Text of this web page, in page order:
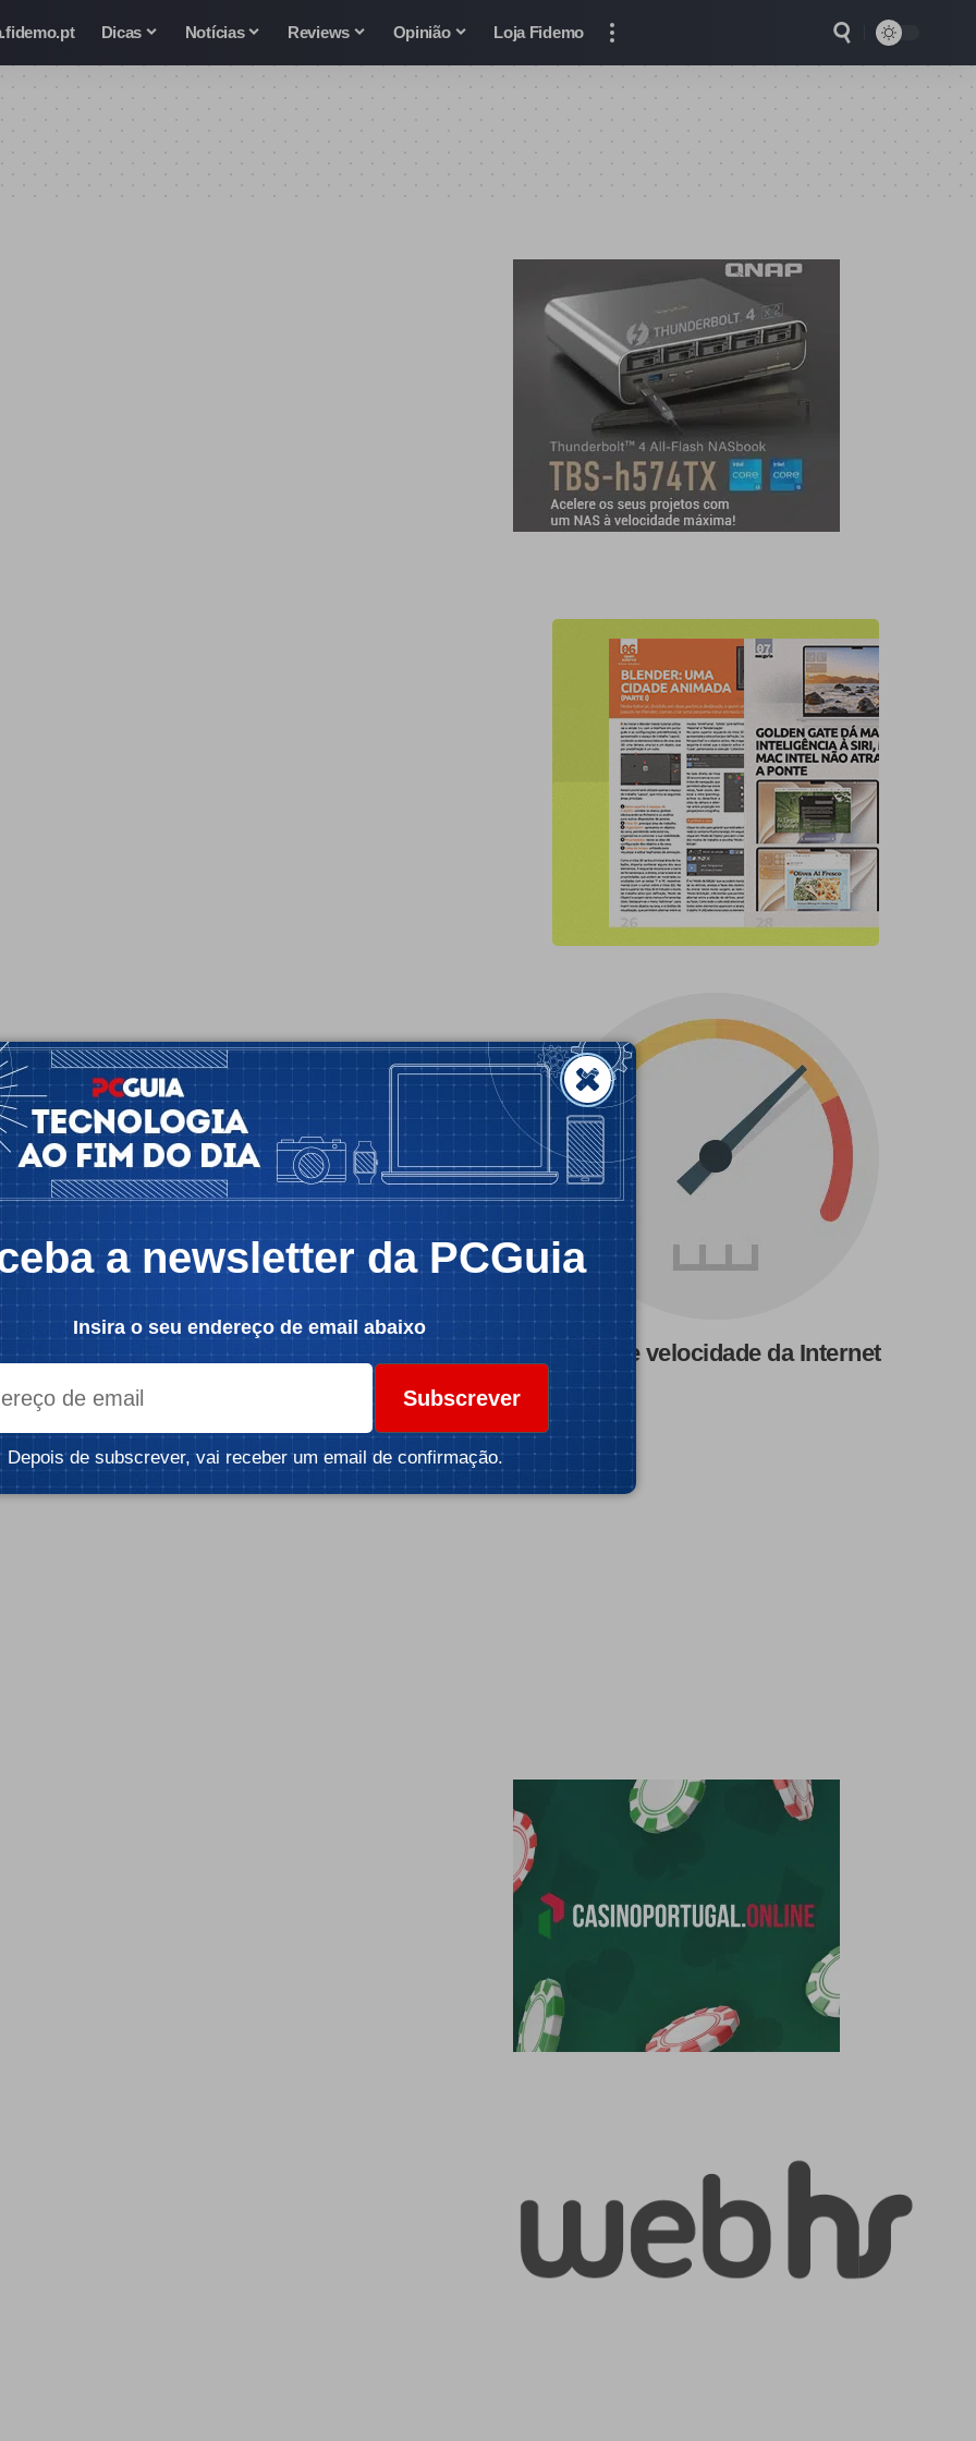
Dicas Notícias Reviews Opinião Loja Fidemo
Teste de velocidade da Internet
a newsletter da PCGuia
Insira o seu endereço de email abaixo
Subscrever
Depois de subscrever, vai receber um email de confirmação.